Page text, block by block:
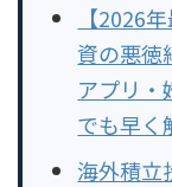
【2026
資の悪徳
アプリ・
でも早く
海外積立